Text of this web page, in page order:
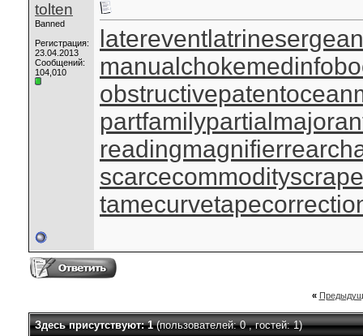
tolten
Banned
Регистрация:
23.04.2013
Сообщений:
104,010
laterevent
manualchoke
obstructivepatent
partfamily
readingmagnifier
scarcecommodity
tamecurve
«
Здесь присутствуют: 1(пользователей: 0 , гостей: 1)